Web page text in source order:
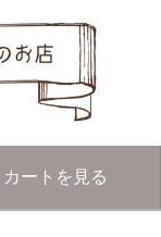
カートを見る